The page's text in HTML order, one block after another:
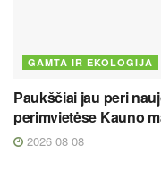
GAMTA IR EKOLOGIJA
Paukščiai jau peri
perimvietėse Kauno
2026 08 08